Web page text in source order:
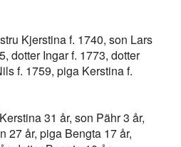
Kjerstina f. 1740, son Lars
dotter Ingar f. 1773, dotter
f. 1759, piga Kerstina f.
31 år, son Pähr 3 år,
27 år, piga Bengta 17 år,